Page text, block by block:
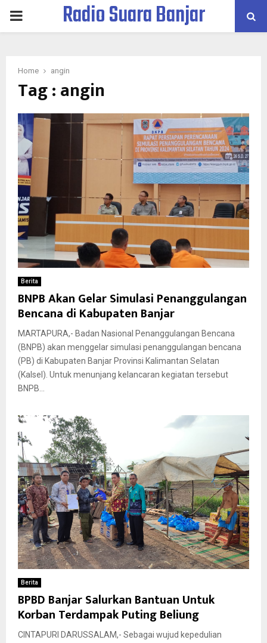
PRIMARYRadio Suara Banjar
Home angin
Tag : angin
Berita
BNPB Akan Gelar Simulasi Penanggulangan
Bencana di Kabupaten Banjar
MARTAPURA,- Badan Nasional Penanggulangan Bencana
(BNPB) akan menggelar simulasi penanggulangan bencana
(PB) di Kabupaten Banjar Provinsi Kalimantan Selatan
(Kalsel). Untuk menunjang kelancaran kegiatan tersebut
BNPB...
Berita
BPBD Banjar Salurkan Bantuan Untuk
Korban Terdampak Puting Beliung
CINTAPURI DARUSSALAM,- Sebagai wujud kepedulian